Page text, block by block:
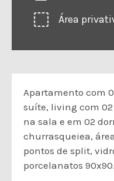
Área
Apartamento com
suíte, living com
na sala e em 02
churrasqueiea,
pontos de split,
porcelanatos 90x90.